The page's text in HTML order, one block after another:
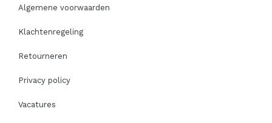
Algemene voorwaarden
Klachtenregeling
Retourneren
Privacy policy
Vacatures